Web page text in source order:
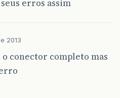
erros assim
2013
conector completo mas